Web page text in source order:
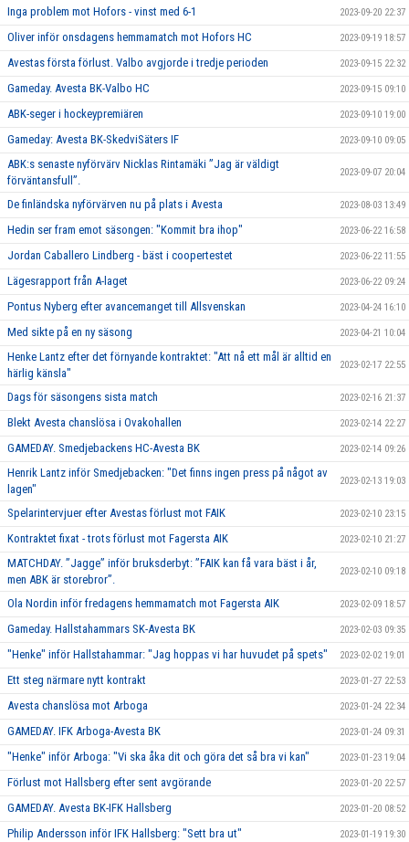
Inga problem mot Hofors - vinst med 6-1 2023-09-20 22:37
Oliver inför onsdagens hemmamatch mot Hofors HC 2023-09-19 18:57
Avestas första förlust. Valbo avgjorde i tredje perioden 2023-09-15 22:32
Gameday. Avesta BK-Valbo HC 2023-09-15 09:10
ABK-seger i hockeypremiären 2023-09-10 19:00
Gameday: Avesta BK-SkedviSäters IF 2023-09-10 09:05
ABK:s senaste nyförvärv Nicklas Rintamäki ”Jag är väldigt
förväntansfull”.
2023-09-07 20:04
De finländska nyförvärven nu på plats i Avesta 2023-08-03 13:49
Hedin ser fram emot säsongen: "Kommit bra ihop" 2023-06-22 16:58
Jordan Caballero Lindberg - bäst i coopertestet 2023-06-22 11:55
Lägesrapport från A-laget 2023-06-22 09:24
Pontus Nyberg efter avancemanget till Allsvenskan 2023-04-24 16:10
Med sikte på en ny säsong 2023-04-21 10:04
Henke Lantz efter det förnyande kontraktet: "Att nå ett mål är alltid en
härlig känsla"
2023-02-17 22:55
Dags för säsongens sista match 2023-02-16 21:37
Blekt Avesta chanslösa i Ovakohallen 2023-02-14 22:27
GAMEDAY. Smedjebackens HC-Avesta BK 2023-02-14 09:26
Henrik Lantz inför Smedjebacken: "Det finns ingen press på något av
lagen"
2023-02-13 19:03
Spelarintervjuer efter Avestas förlust mot FAIK 2023-02-10 23:15
Kontraktet fixat - trots förlust mot Fagersta AIK 2023-02-10 21:27
MATCHDAY. ”Jagge” inför bruksderbyt: ”FAIK kan få vara bäst i år,
men ABK är storebror”.
2023-02-10 09:18
Ola Nordin inför fredagens hemmamatch mot Fagersta AIK 2023-02-09 18:57
Gameday. Hallstahammars SK-Avesta BK 2023-02-03 09:35
"Henke" inför Hallstahammar: "Jag hoppas vi har huvudet på spets" 2023-02-02 19:01
Ett steg närmare nytt kontrakt 2023-01-27 22:53
Avesta chanslösa mot Arboga 2023-01-24 22:34
GAMEDAY. IFK Arboga-Avesta BK 2023-01-24 09:31
"Henke" inför Arboga: "Vi ska åka dit och göra det så bra vi kan" 2023-01-23 19:04
Förlust mot Hallsberg efter sent avgörande 2023-01-20 22:57
GAMEDAY. Avesta BK-IFK Hallsberg 2023-01-20 08:52
Philip Andersson inför IFK Hallsberg: "Sett bra ut" 2023-01-19 19:30